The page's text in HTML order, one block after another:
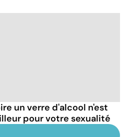
un verre d'alcool n'est
pour votre sexualité